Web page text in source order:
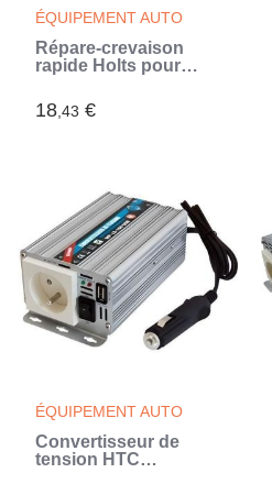
ÉQUIPEMENT AUTO
Répare-crevaison
rapide Holts pour
monospace/ 4 x 4 /
Grosse berline
18,43 €
ÉQUIPEMENT AUTO
Convertisseur de
tension HTC